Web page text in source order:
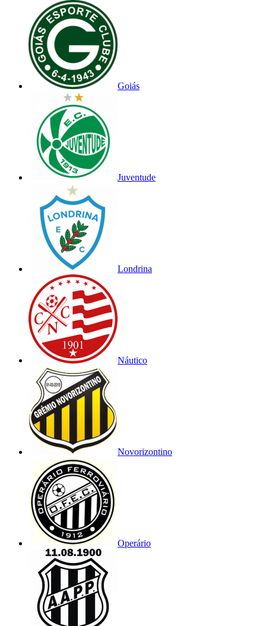
Goiás
Juventude
Londrina
Náutico
Novorizontino
Operário